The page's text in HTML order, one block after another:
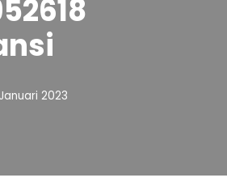
2023